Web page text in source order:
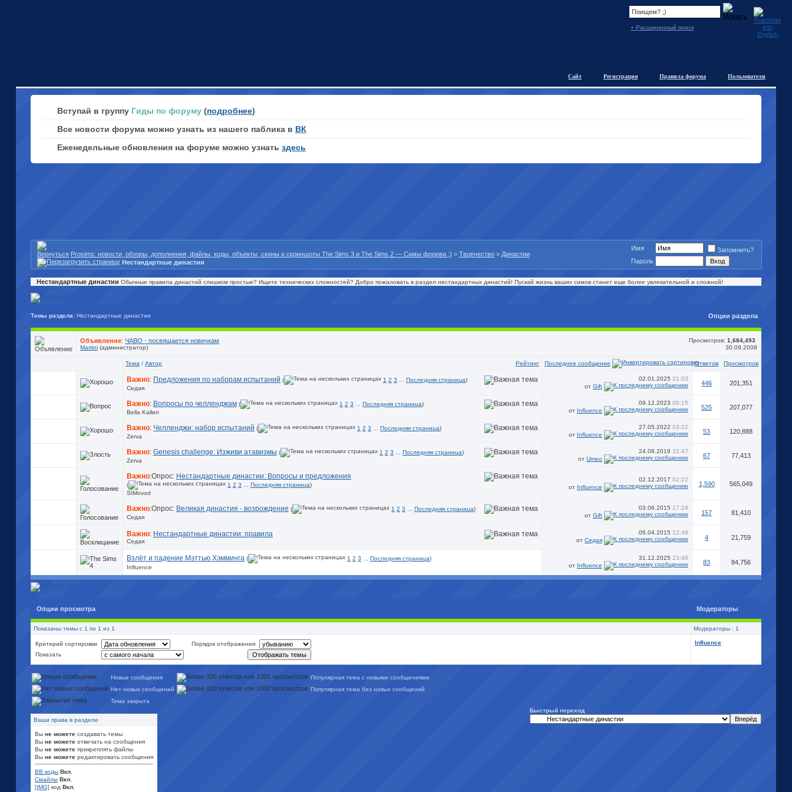
+ Расширенный поиск
Пользователи
Правила форума
Регистрация
Сайт
Вступай в группу Гиды по форуму (подробнее)
Все новости форума можно узнать из нашего паблика в ВК
Еженедельные обновления на форуме можно узнать здесь
Prosims: новости, обзоры, дополнения, файлы, коды, объекты, скины и скриншоты The Sims 3 и The Sims 2 — Симы форева ;) > Творчество > Династии
Нестандартные династии
Имя
Запомнить?
Пароль
Нестандартные династии Обычные правила династий слишком простые? Ищите технических сложностей? Добро пожаловать в раздел нестандартных династий! Пускай жизнь ваших симов станет еще более увлекательной и сложной!
Темы раздела: Нестандартные династии Опции раздела
Просмотров: 1,684,493
Объявление: ЧАВО - посвящается новичкам
30.09.2008
Martini (администратор)
Рейтинг
Тема / Автор Последнее сообщение Ответов Просмотров
Важно: Предложения по наборам испытаний ( 1 2 3 Последняя страница)
Седая
02.01.2025 21:03
от Gift 446 201,351
Важно: Вопросы по челленджам ( 1 2 3 Последняя страница)
Bella Kallen
09.12.2023 00:15
от Influence 525 207,077
Важно: Челленджи: набор испытаний ( 1 2 3 Последняя страница)
Zerva
27.05.2022 03:22
от Influence 53 120,888
Важно: Genesis challenge: Изживи атавизмы ( 1 2 3 Последняя страница)
Zerva
24.08.2019 22:47
от Umeo 67 77,413
Важно:Опрос: Нестандартные династии: Вопросы и предложения
( 1 2 3 Последняя страница)
SIMovod
02.12.2017 02:22
от Influence 1,590 565,049
Важно:Опрос: Великая династия - возрождение ( 1 2 3 Последняя страница)
Седая
03.06.2015 17:24
от Gift 157 81,410
Важно: Нестандартные династии: правила
Седая
06.04.2015 12:48
от Седая 4 21,759
Взлёт и падение Мэттью Хэмминга ( 1 2 3 Последняя страница)
Influence
31.12.2025 23:46
от Influence 83 84,756
Опции просмотра Модераторы
Показаны темы с 1 по 1 из 1 Модераторы : 1
Критерий сортировки
Порядок отображения
Показать
Influence
Новые сообщения
Популярная тема с новыми сообщениями
Нет новых сообщений
Популярная тема без новых сообщений
Тема закрыта
Ваши права в разделе
Вы не можете создавать темы
Вы не можете отвечать на сообщения
Вы не можете прикреплять файлы
Вы не можете редактировать сообщения
BB коды Вкл.
Смайлы Вкл.
[IMG] код Вкл.
Быстрый переход